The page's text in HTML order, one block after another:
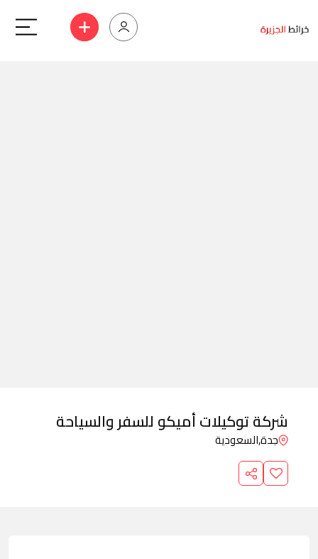
شركة توكيلات أميكو للسفر والسياحة
جدة,السعودية